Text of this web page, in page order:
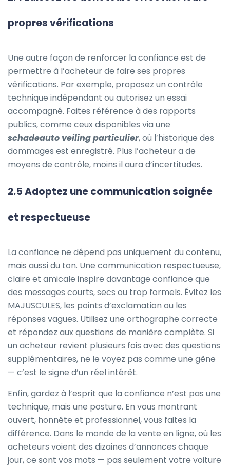
propres vérifications
Une autre façon de renforcer la confiance est de
permettre à l’acheteur de faire ses propres
vérifications. Par exemple, proposez un contrôle
technique indépendant ou autorisez un essai
accompagné. Faites référence à des rapports
publics, comme ceux disponibles via une
schadeauto veiling particulier, où l’historique des
dommages est enregistré. Plus l’acheteur a de
moyens de contrôle, moins il aura d’incertitudes.
2.5 Adoptez une communication soignée
et respectueuse
La confiance ne dépend pas uniquement du contenu,
mais aussi du ton. Une communication respectueuse,
claire et amicale inspire davantage confiance que
des messages courts, secs ou trop formels. Évitez les
MAJUSCULES, les points d’exclamation ou les
réponses vagues. Utilisez une orthographe correcte
et répondez aux questions de manière complète. Si
un acheteur revient plusieurs fois avec des questions
supplémentaires, ne le voyez pas comme une gêne
— c’est le signe d’un réel intérêt.
Enfin, gardez à l’esprit que la confiance n’est pas une
technique, mais une posture. En vous montrant
ouvert, honnête et professionnel, vous faites la
différence. Dans le monde de la vente en ligne, où les
acheteurs voient des dizaines d’annonces chaque
jour, ce sont vos mots — pas seulement votre voiture